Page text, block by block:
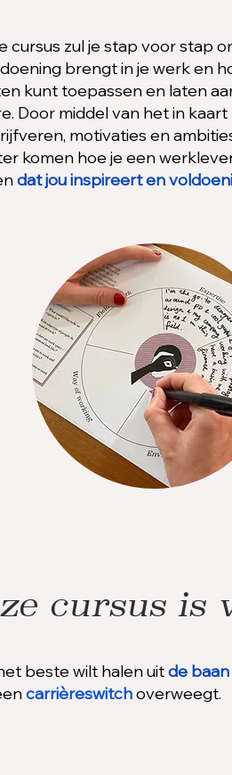
cursus zul je stap voor stap
brengt in je werk en
kunt toepassen en laten
Door middel van het in
motivaties en
komen hoe je een
dat jou inspireert en
cursus is
beste wilt halen uitde
carrièreswitchoverweegt.